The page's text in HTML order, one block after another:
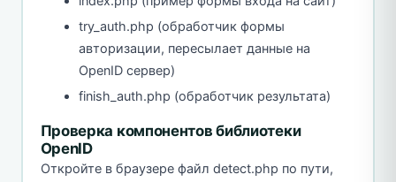
try_auth.php (обработчик формы
авторизации, пересылает данные на
OpenID сервер)
finish_auth.php (обработчик результата)
Проверка компонентов библиотеки
OpenID
Откройте в браузере файл detect.php по пути,